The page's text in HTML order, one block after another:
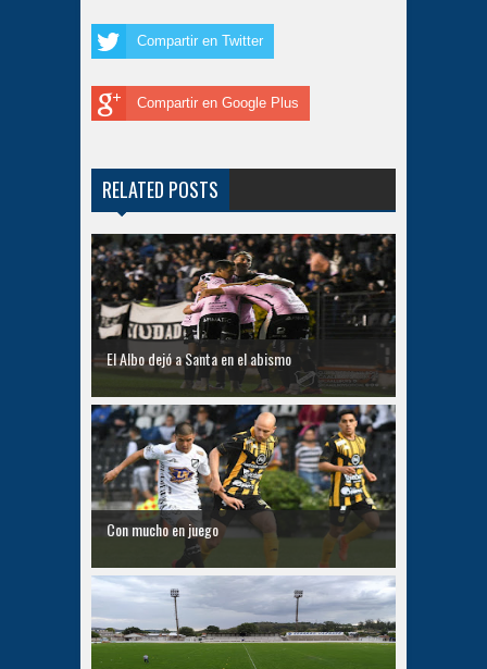
Compartir en Twitter
Compartir en Google Plus
RELATED POSTS
El Albo dejó a Santa en el abismo
Con mucho en juego